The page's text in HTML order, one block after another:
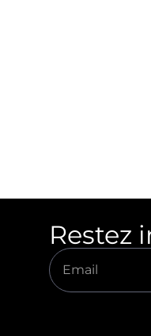
Restez